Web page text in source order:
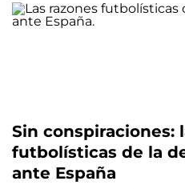
Sin conspiraciones:
futbolísticas de la
ante España